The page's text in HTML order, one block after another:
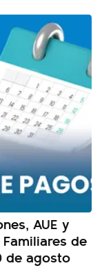
AUE y
de
de agosto